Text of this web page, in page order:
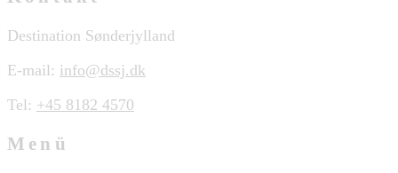
Destination Sønderjylland
E-mail: info@dssj.dk
Tel: +45 8182 4570
Menü